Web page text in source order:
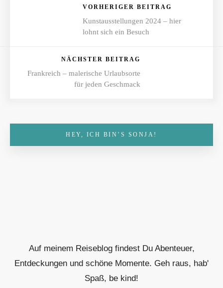
VORHERIGER BEITRAG
Kunstausstellungen 2024 – hier
lohnt sich ein Besuch
NÄCHSTER BEITRAG
Frankreich – malerische Urlaubsorte
für jeden Geschmack
HEY, ICH BIN’S SONJA!
Auf meinem Reiseblog findest Du Abenteuer,
Entdeckungen und schöne Momente. Geh raus, hab'
Spaß, be kind!